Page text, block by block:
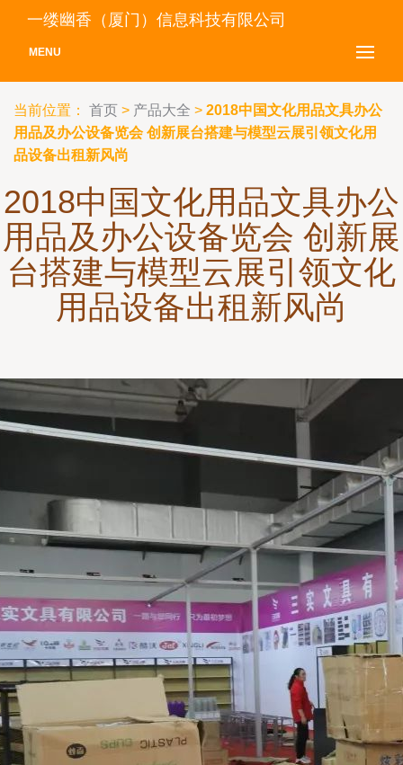
一缕幽香（厦门）信息科技有限公司
MENU
当前位置： 首页 > 产品大全 > 2018中国文化用品文具办公
用品及办公设备览会 创新展台搭建与模型云展引领文化用
品设备出租新风尚
2018中国文化用品文具办公
用品及办公设备览会 创新展
台搭建与模型云展引领文化
用品设备出租新风尚